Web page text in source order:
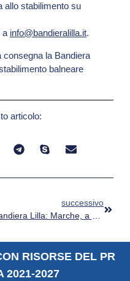
allo stabilimento su
a info@bandieralilla.it.
articolo:
successivo
Bandiera Lilla: Marche, a Senigallia il secondo Tavolo Lilla per fare il punto sull’accessibilità e l’inclusione
RISORSE DEL PR
2021-2027